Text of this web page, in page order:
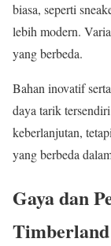
biasa, seperti
lebih modern.
yang berbeda.
Bahan inovatif
daya tarik
keberlanjutan,
yang berbeda
Gaya dan
Timberland